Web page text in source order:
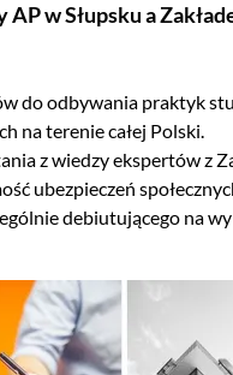
w Słupsku a
do odbywania praktyk
na terenie całej Polski.
z wiedzy ekspertów z
ubezpieczeń
debiutującego na